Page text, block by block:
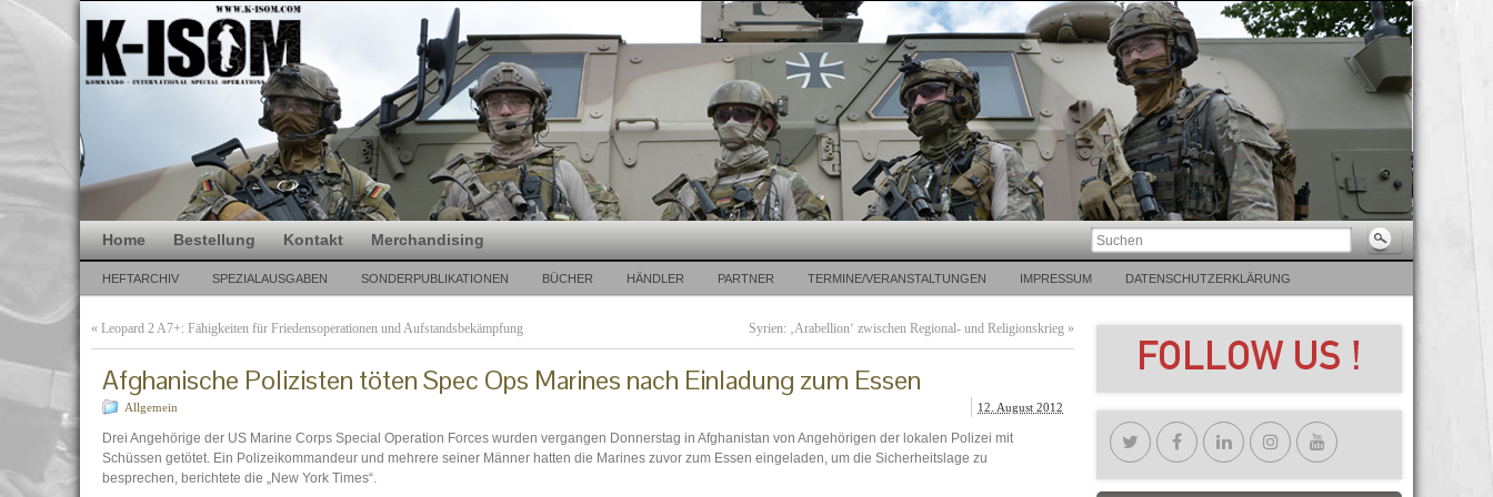
Home Bestellung Kontakt Merchandising
HEFTARCHIV SPEZIALAUSGABEN SONDERPUBLIKATIONEN BÜCHER HÄNDLER PARTNER TERMINE/VERANSTALTUNGEN IMPRESSUM DATENSCHUTZERKLÄRUNG
« Leopard 2 A7+: Fähigkeiten für Friedensoperationen und Aufstandsbekämpfung Syrien: ‚Arabellion‘ zwischen Regional- und Religionskrieg »
Afghanische Polizisten töten Spec Ops Marines nach Einladung zum Essen
Allgemein 12. August 2012
Drei Angehörige der US Marine Corps Special Operation Forces wurden vergangen Donnerstag in Afghanistan von Angehörigen der lokalen Polizei mit
Schüssen getötet. Ein Polizeikommandeur und mehrere seiner Männer hatten die Marines zuvor zum Essen eingeladen, um die Sicherheitslage zu
besprechen, berichtete die „New York Times“.